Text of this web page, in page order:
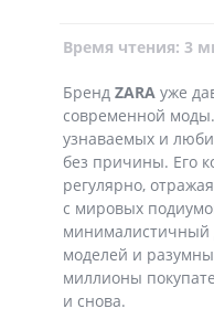
Время чтения: 3
БрендZARA уже
современной
узнаваемых и
без причины. Его
регулярно,
с мировых
минималистичный
моделей и
миллионы
и снова.